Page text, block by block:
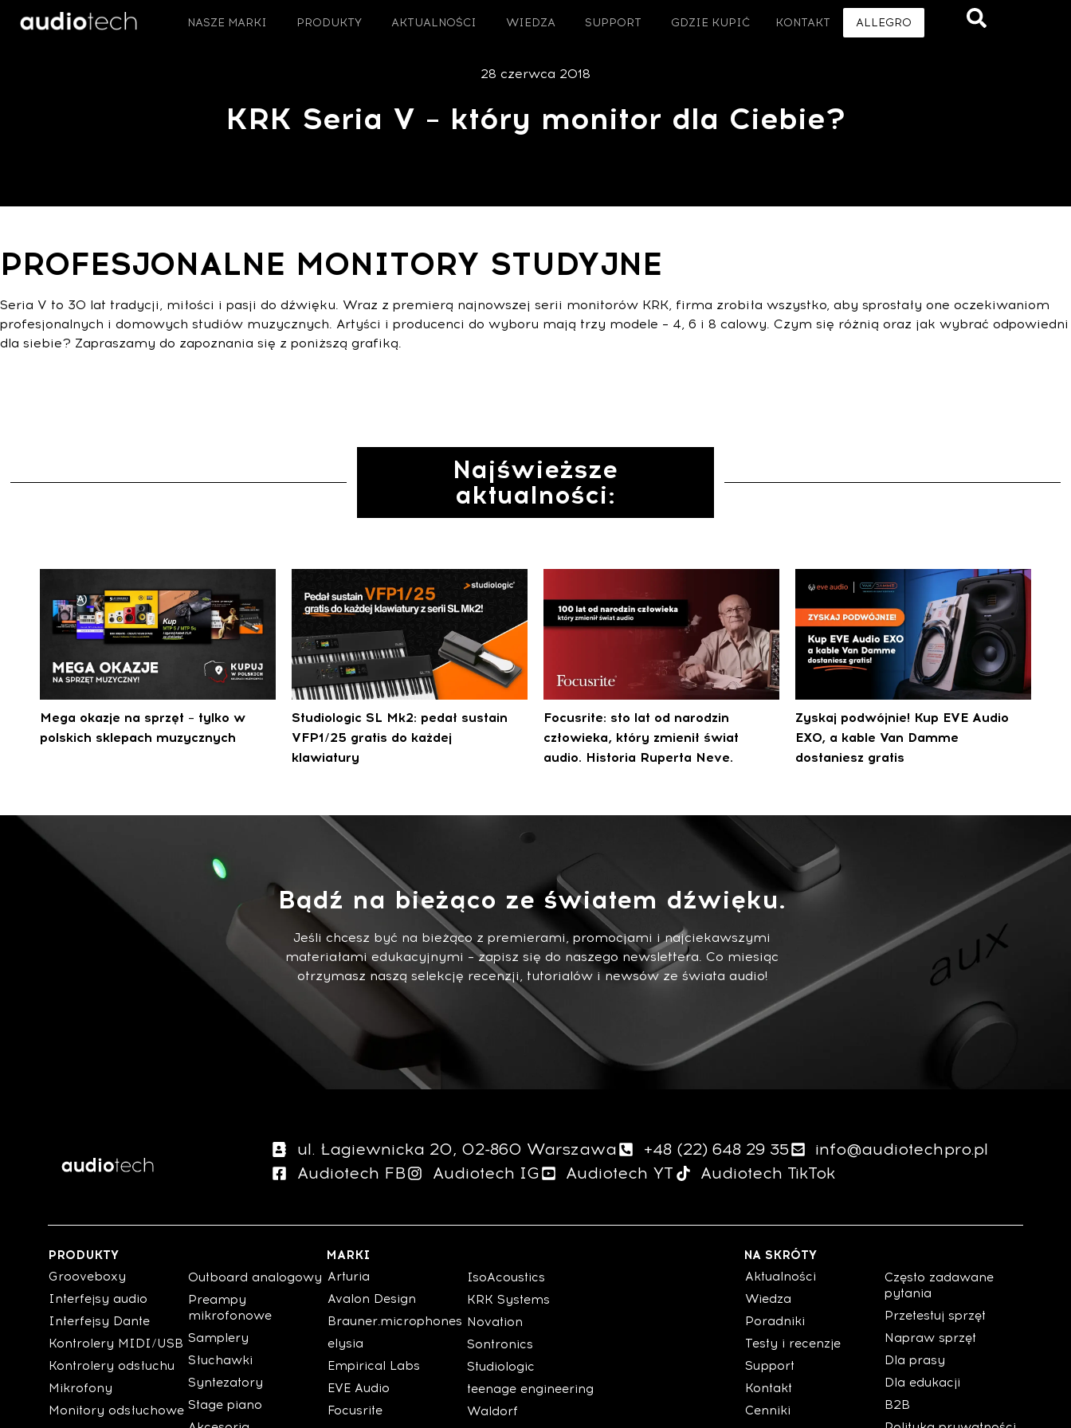
NASZE MARKI PRODUKTY AKTUALNOŚCI WIEDZA SUPPORT GDZIE KUPIĆ KONTAKT ALLEGRO
28 czerwca 2018
KRK Seria V – który monitor dla Ciebie?
PROFESJONALNE MONITORY STUDYJNE
Seria V to 30 lat tradycji, miłości i pasji do dźwięku. Wraz z premierą najnowszej serii monitorów KRK, firma zrobiła wszystko, aby sprostały one oczekiwaniom
profesjonalnych i domowych studiów muzycznych. Artyści i producenci do wyboru mają trzy modele – 4, 6 i 8 calowy. Czym się różnią oraz jak wybrać odpowiedni
dla siebie? Zapraszamy do zapoznania się z poniższą grafiką.
Najświeższe
aktualności:
Mega okazje na sprzęt – tylko w
polskich sklepach muzycznych
Studiologic SL Mk2: pedał sustain
VFP1/25 gratis do każdej
klawiatury
Focusrite: sto lat od narodzin
człowieka, który zmienił świat
audio. Historia Ruperta Neve.
Zyskaj podwójnie! Kup EVE Audio
EXO, a kable Van Damme
dostaniesz gratis
Bądź na bieżąco ze światem dźwięku.
Jeśli chcesz być na bieżąco z premierami, promocjami i najciekawszymi
materiałami edukacyjnymi – zapisz się do naszego newslettera. Co miesiąc
otrzymasz naszą selekcję recenzji, tutorialów i newsów ze świata audio!
ul. Łagiewnicka 20, 02-860 Warszawa +48 (22) 648 29 35
info@audiotechpro.pl
Audiotech FB
Audiotech IG Audiotech YT Audiotech TikTok
PRODUKTY
Grooveboxy
Interfejsy audio
Interfejsy Dante
Kontrolery MIDI/USB
Kontrolery odsłuchu
Mikrofony
Monitory odsłuchowe
Outboard analogowy
Preampy
mikrofonowe
Samplery
Słuchawki
Syntezatory
Stage piano
MARKI
Arturia
Avalon Design
Brauner.microphones
elysia
Empirical Labs
EVE Audio
Focusrite
IsoAcoustics
KRK Systems
Novation
Sontronics
Studiologic
teenage engineering
Waldorf
NA SKRÓTY
Aktualności
Wiedza
Poradniki
Testy i recenzje
Support
Kontakt
Cenniki
Często zadawane
pytania
Przetestuj sprzęt
Napraw sprzęt
Dla prasy
Dla edukacji
B2B